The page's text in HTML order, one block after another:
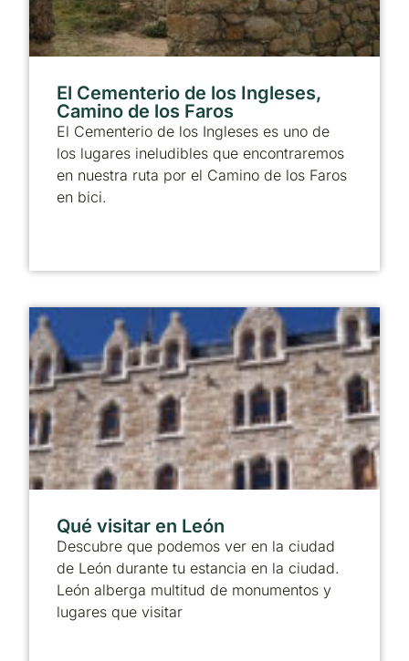
El Cementerio de los Ingleses,
Camino de los Faros
El Cementerio de los Ingleses es uno de
los lugares ineludibles que encontraremos
en nuestra ruta por el Camino de los Faros
en bici.
Qué visitar en León
Descubre que podemos ver en la ciudad
de León durante tu estancia en la ciudad.
León alberga multitud de monumentos y
lugares que visitar